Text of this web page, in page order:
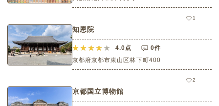
1
知恩院
4.0点
0件
京都府京都市東山区林下町400
2
京都国立博物館